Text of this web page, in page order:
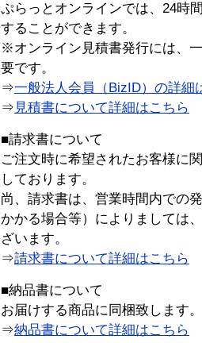
ぷらっとオンラインでは、24時
することができます。
※オンライン見積書発行には、
要です。
⇒一般法人会員（BizID）の詳細
⇒ 見積書について詳細はこちら
■請求書について
ご注文時に希望されたお客様に
しております。
尚、請求書は、営業時間内での
かかる場合等）によりましては
ざいます。
⇒請求書について詳細はこちら
■納品書について
お届けする商品に同梱致します。
⇒納品書について詳細はこちら